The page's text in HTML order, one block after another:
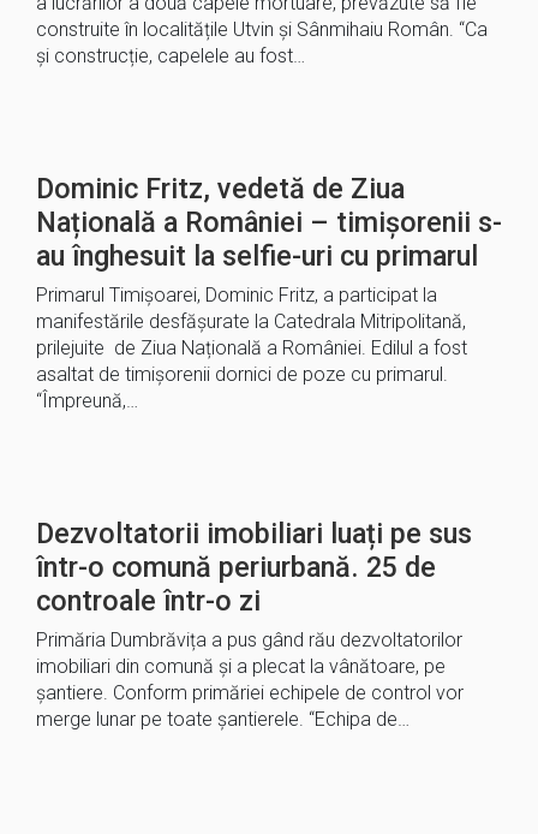
construite în localitățile Utvin și Sânmihaiu Român. “Ca
și construcție, capelele au fost…
Dominic Fritz, vedetă de Ziua
Națională a României – timișorenii s-
au înghesuit la selfie-uri cu primarul
Primarul Timișoarei, Dominic Fritz, a participat la
manifestările desfășurate la Catedrala Mitripolitană,
prilejuite de Ziua Națională a României. Edilul a fost
asaltat de timișorenii dornici de poze cu primarul.
“Împreună,…
Dezvoltatorii imobiliari luați pe sus
într-o comună periurbană. 25 de
controale într-o zi
Primăria Dumbrăvița a pus gând rău dezvoltatorilor
imobiliari din comună și a plecat la vânătoare, pe
șantiere. Conform primăriei echipele de control vor
merge lunar pe toate șantierele. “Echipa de…